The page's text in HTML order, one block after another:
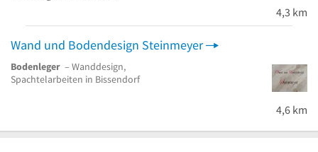
4,3 km
Wand und Bodendesign Steinmeyer
Bodenleger – Wanddesign,
Spachtelarbeiten in Bissendorf
4,6 km